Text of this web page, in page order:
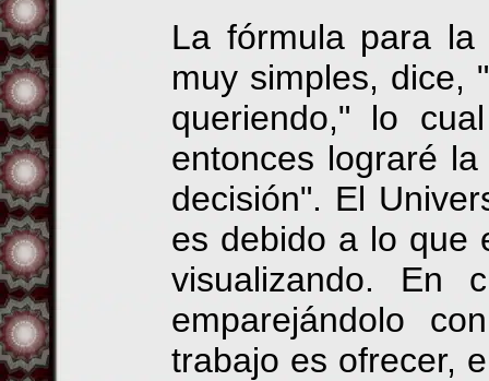
La fórmula para la
muy simples, dice,
queriendo," lo
entonces lograré
decisión". El
es debido a lo que
visualizando. En
emparejándolo
trabajo es ofrecer,